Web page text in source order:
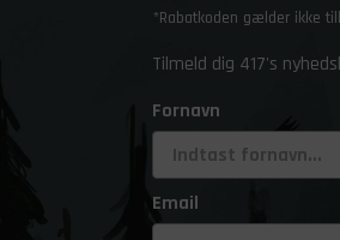
*Rabatkoden gælder ikke
Tilmeld dig 417's
Fornavn
Email